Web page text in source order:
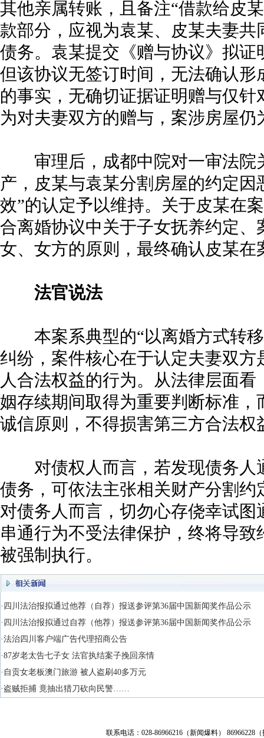
其他亲属转账，且备注“借款给皮
款部分，应视为袁某、皮某夫妻
债务。袁某提交《赠与协议》拟
但该协议无签订时间，无法确认
的事实，无确切证据证明赠与仅
为对夫妻双方的赠与，案涉房屋仍
审理后，成都中院对一审法院
产，皮某与袁某分割房屋的约定
效”的认定予以维持。关于皮某在
合离婚协议中关于子女抚养约定
女、女方的原则，最终确认皮某在
法官说法
本案系典型的“以离婚方式转移
纠纷，案件核心在于认定夫妻双
人合法权益的行为。从法律层面
姻存续期间取得为重要判断标准
诚信原则，不得损害第三方合法权
对债权人而言，若发现债务人
债务，可依法主张相关财产分割
对债务人而言，切勿心存侥幸试
串通行为不受法律保护，终将导
被强制执行。
·四川法治报拟通过他荐（自荐）报送参评第36届中国新闻奖作品公示
·四川法治报拟通过自荐（他荐）报送参评第36届中国新闻奖作品公示
·法治四川客户端广告代理招商公告
·87岁老太告七子女 法官执结案子挽回亲情
·自贡女老板澳门旅游 被人盗刷40多万元
·盗贼拒捕 竟抽出猎刀砍向民警……
联系电话：028-86966216（新闻爆料） 86966228